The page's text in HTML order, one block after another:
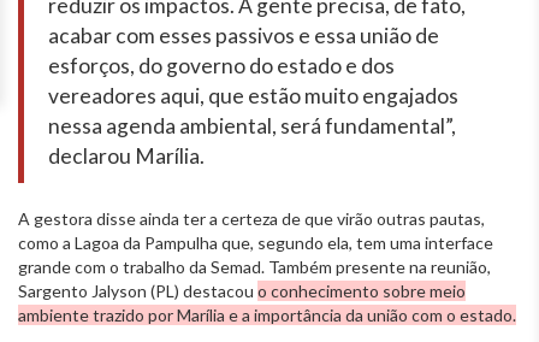
reduziros impactos.Agente precisa, defato,
acabarcom esses passivos e essa uniãode
esforços, dogovernodoestadoe dos
vereadores aqui, que estão muito engajados
nessa agenda ambiental, será fundamental”,
declarou Marília.
A gestora disse ainda ter a certeza de que virão outras pautas,
como a Lagoa da Pampulha que, segundo ela, tem uma interface
grande com o trabalho da Semad. Também presente na reunião,
Sargento Jalyson (PL) destacou o conhecimento sobre meio
ambiente trazido por Marília e a importância da união com o estado.